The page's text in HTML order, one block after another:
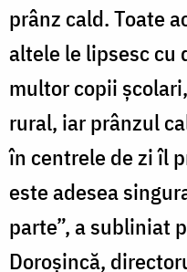
prânz cald. Toate
altele le lipsesc cu
multor copii
rural, iar prânzul
în centrele de zi îl
este adesea
parte”, a subliniat
Doroșincă,